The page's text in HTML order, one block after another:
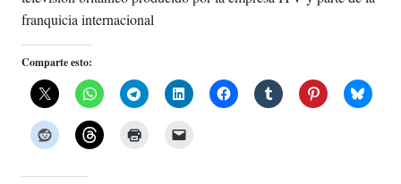
franquicia internacional
Comparte esto: